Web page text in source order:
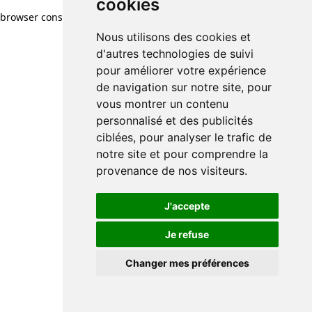
cookies
Nous utilisons des cookies et
d'autres technologies de suivi
pour améliorer votre expérience
de navigation sur notre site, pour
vous montrer un contenu
personnalisé et des publicités
ciblées, pour analyser le trafic de
notre site et pour comprendre la
provenance de nos visiteurs.
J'accepte
Je refuse
Changer mes préférences
browser console for more information)